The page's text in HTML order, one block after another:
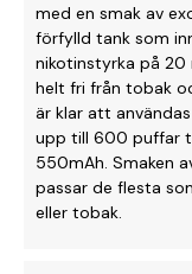
med en smak av
förfylld tank som
nikotinstyrka på 20
helt fri från tobak
är klar att
upp till 600 puffar
550mAh. Smaken
passar de flesta
eller tobak.